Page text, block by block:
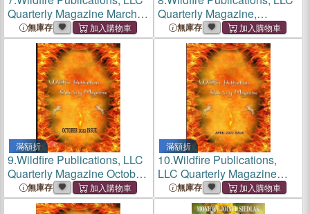
Quarterly Magazine March
2023 Edition
無庫存
Quarterly Magazine,
December Special
Christmas Edition 2022
無庫存
滿額折
9.Wildfire Publications, LLC
Quarterly Magazine October
2022 Issue
無庫存
滿額折
10.Wildfire Publications,
LLC Quarterly Magazine
April 2022 Issue
無庫存